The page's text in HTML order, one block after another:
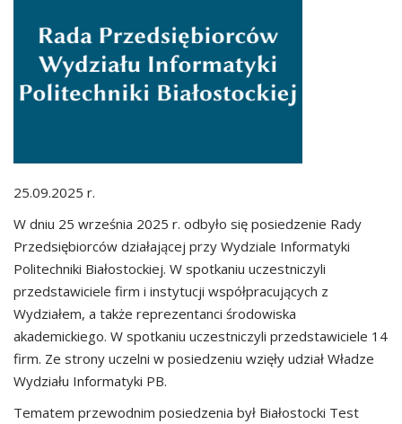
25.09.2025 r.
W dniu 25 września 2025 r. odbyło się posiedzenie Rady
Przedsiębiorców działającej przy Wydziale Informatyki
Politechniki Białostockiej. W spotkaniu uczestniczyli
przedstawiciele firm i instytucji współpracujących z
Wydziałem, a także reprezentanci środowiska
akademickiego. W spotkaniu uczestniczyli przedstawiciele 14
firm. Ze strony uczelni w posiedzeniu wzięły udział Władze
Wydziału Informatyki PB.
Tematem przewodnim posiedzenia był Białostocki Test